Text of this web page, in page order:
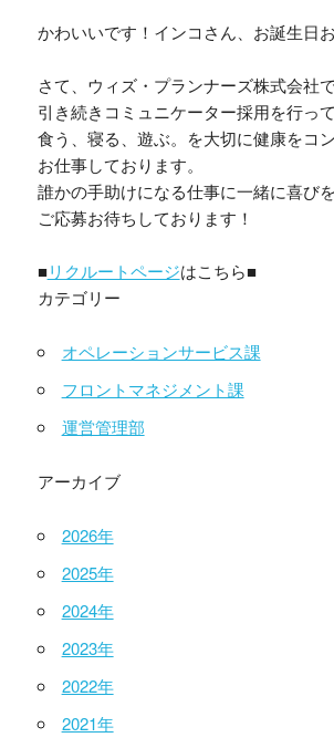
かわいいです！インコさん、お誕生日
さて、ウィズ・プランナーズ株式会社
引き続きコミュニケーター採用を行って
食う、寝る、遊ぶ。を大切に健康をコン
お仕事しております。
誰かの手助けになる仕事に一緒に喜び
ご応募お待ちしております！
■リクルートページはこちら■
カテゴリー
オペレーションサービス課
フロントマネジメント課
運営管理部
アーカイブ
2026年
2025年
2024年
2023年
2022年
2021年